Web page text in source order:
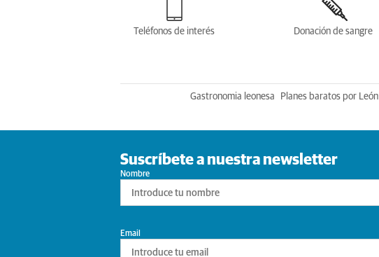
Teléfonos de interés Donación de sangre
Gastronomia leonesa Planes baratos por León
Suscríbete a nuestra newsletter
Nombre
Email